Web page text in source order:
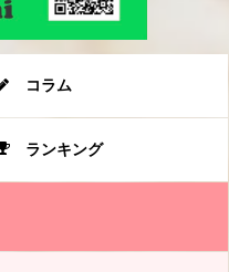
コラム
ランキング